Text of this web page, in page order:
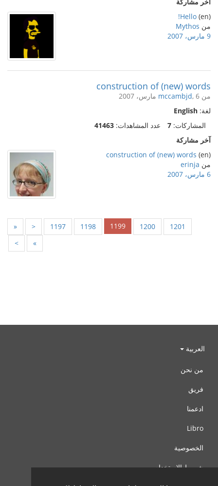
(en)
Hello!
من Mythos
9 مارس، 2007
construction of (new) words
من mccambjd, 6 مارس، 2007
لغة: English
المشاركات: 7 عدد المشاهدات: 41463
آخر مشاركة
(en)
construction of (new) words
من erinja
6 مارس، 2007
« < 1197 1198 1199 1200
1201
>
»
العربية
من نحن
فريق
ادعمنا
Libro
الخصوصية
شروط الإستخدام